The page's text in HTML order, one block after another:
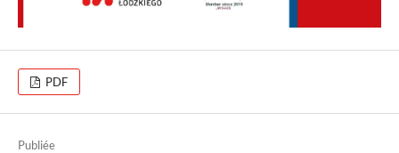
PDF
Publiée